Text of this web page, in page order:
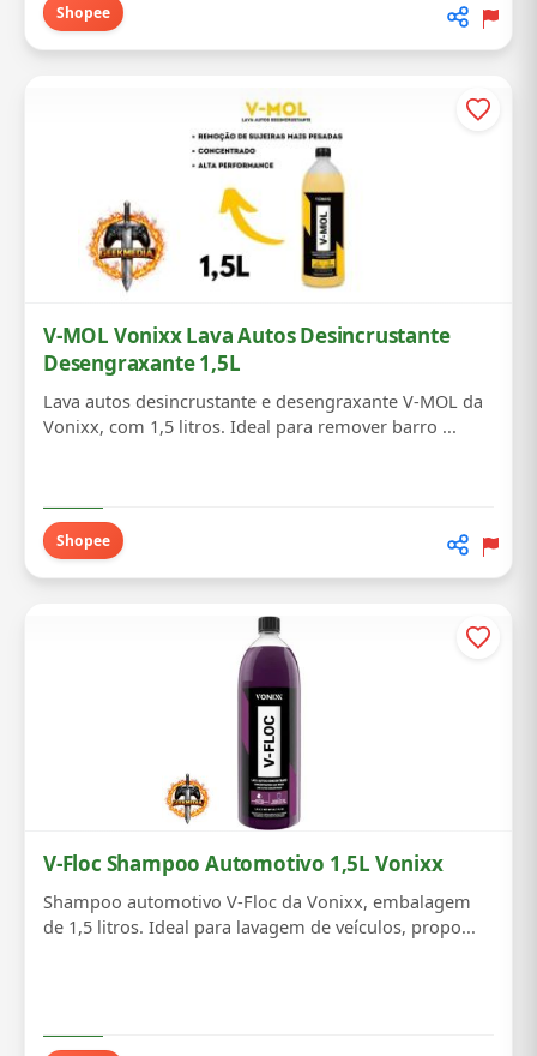
Shopee
V-MOL Vonixx Lava Autos Desincrustante
Desengraxante 1,5L
Lava autos desincrustante e desengraxante V-MOL da
Vonixx, com 1,5 litros. Ideal para remover barro ...
Shopee
V-Floc Shampoo Automotivo 1,5L Vonixx
Shampoo automotivo V-Floc da Vonixx, embalagem
de 1,5 litros. Ideal para lavagem de veículos, propo...